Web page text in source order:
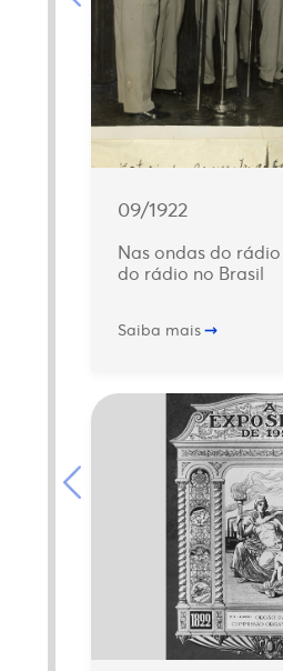
09/1922
Nas ondas do
do rádio no Brasil
Saiba mais